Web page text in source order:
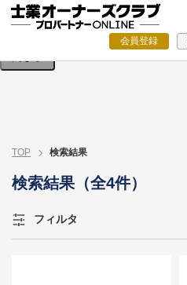
会員登録
検索条件を入力してください。
TOP 検索結果
検索結果（全4件）
フィルタ